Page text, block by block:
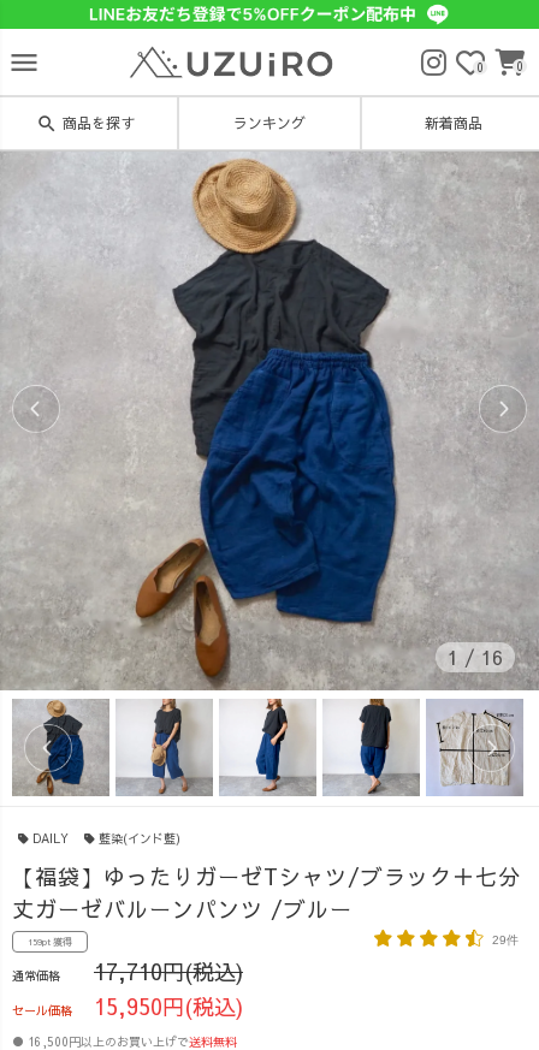
menu 0 0
search 商品を探す ランキング 新着商品
1 / 16
DAILY 藍染(インド藍)
【福袋】ゆったりガーゼTシャツ/ブラック＋七分
丈ガーゼバルーンパンツ /ブルー
159pt 獲得 29件
通常価格 17,710円(税込)
セール価格 15,950円(税込)
● 16,500円以上のお買い上げで送料無料